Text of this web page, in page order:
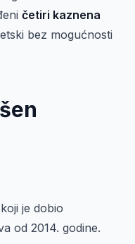
četiri kaznena
bez mogućnosti
je dobio
od 2014. godine.